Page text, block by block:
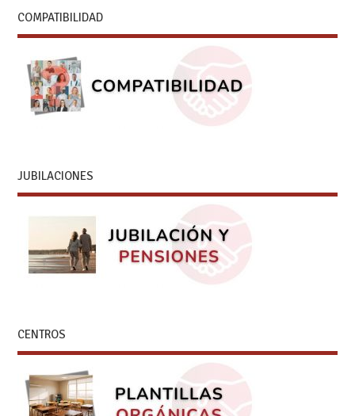
COMPATIBILIDAD
JUBILACIONES
CENTROS